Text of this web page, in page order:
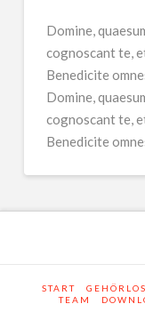
Domine,
cognoscant te,
Benedicite
Domine,
cognoscant te,
Benedicite
START
TEAM